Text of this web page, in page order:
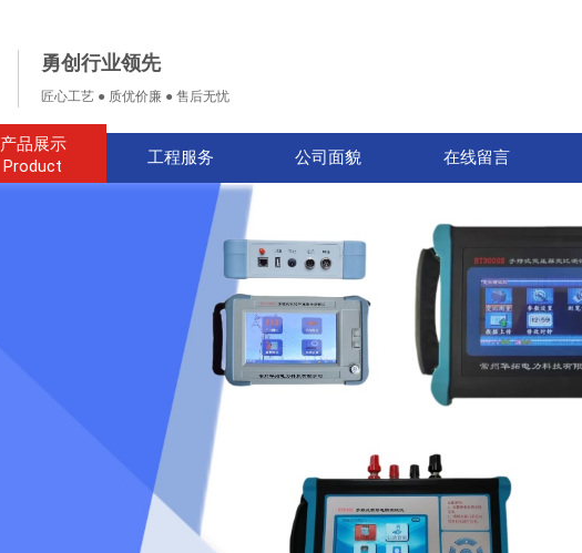
勇创行业领先
匠心工艺 ● 质优价廉 ● 售后无忧
产品展示
Product
工程服务 公司面貌 在线留言